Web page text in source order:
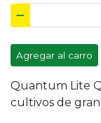
Agregar al carro
Quantum Lite
cultivos de gran